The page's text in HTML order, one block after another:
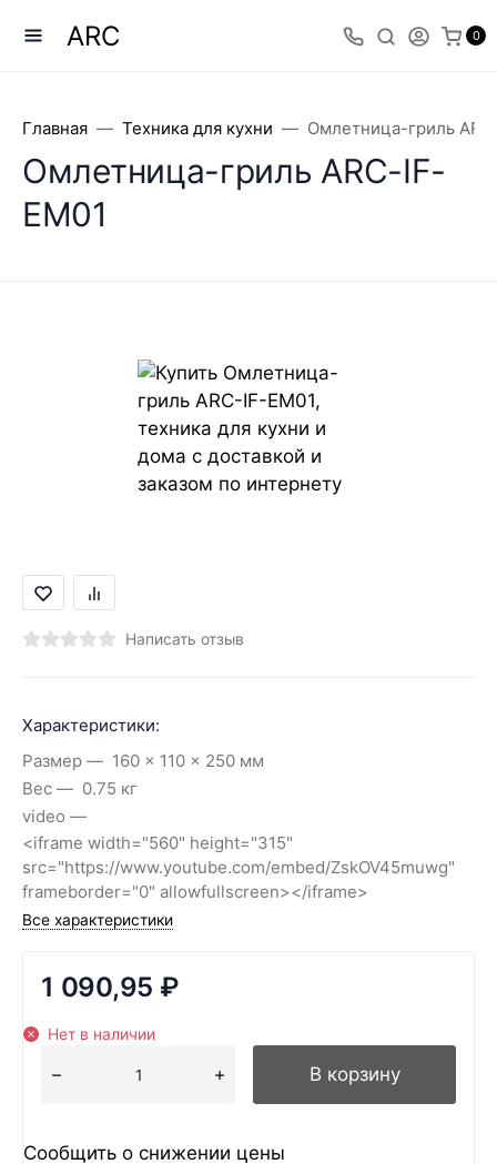
ARC 0
Главная Техника для кухни Омлетница-гриль
Омлетница-гриль ARC-IF-
EM01
Написать отзыв
Характеристики:
Размер
160 × 110 × 250 мм
Вес
0.75 кг
video
<iframe width="560" height="315"
src="https://www.youtube.com/embed/ZskOV45muwg"
frameborder="0" allowfullscreen></iframe>
Все характеристики
1 090,95 ₽
Нет в наличии
В корзину
Сообщить о снижении цены